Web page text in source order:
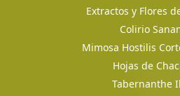
Extractos y Flores
Colirio
Mimosa Hostilis
Hojas de
Tabernanthe